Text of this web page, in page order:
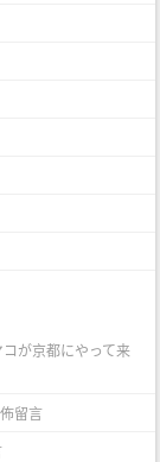
コが京都にやって来
留言